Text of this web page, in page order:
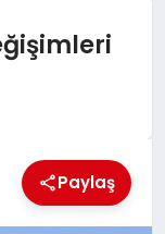
Paylaş